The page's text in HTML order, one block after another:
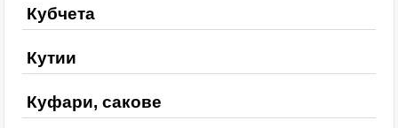
Кубчета
Кутии
Куфари, сакове